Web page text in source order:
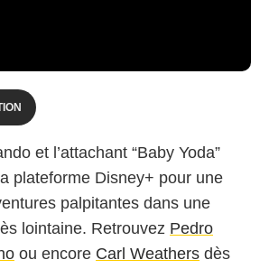
et l’attachant “Baby Yoda”
plateforme Disney+ pour une
palpitantes dans une
lointaine. Retrouvez Pedro
ou encore Carl Weathers dès